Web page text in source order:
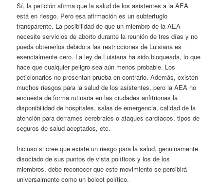
Sí, la petición afirma que la salud de los asistentes a la AEA
está en riesgo. Pero esa afirmación es un subterfugio
transparente. La posibilidad de que un miembro de la AEA
necesite servicios de aborto durante la reunión de tres días y no
pueda obtenerlos debido a las restricciones de Luisiana es
esencialmente cero. La ley de Luisiana ha sido bloqueada, lo que
hace que cualquier peligro sea aún menos probable. Los
peticionarios no presentan prueba en contrario. Además, existen
muchos riesgos para la salud de los asistentes, pero la AEA no
encuesta de forma rutinaria en las ciudades anfitrionas la
disponibilidad de hospitales, salas de emergencia, calidad de la
atención para derrames cerebrales o ataques cardíacos, tipos de
seguros de salud aceptados, etc.
Incluso si cree que existe un riesgo para la salud, genuinamente
disociado de sus puntos de vista políticos y los de los
miembros, debe reconocer que este movimiento se percibirá
universalmente como un boicot político.